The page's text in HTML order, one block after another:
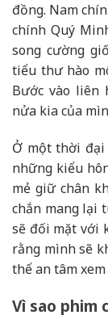
đồng. Nam
chính Quý
song cường
tiểu thư hào
Bước vào liên
nửa kia của
Ở một thời đại
những kiểu
mẻ giữ chân
chắn mang lại
sẽ đối mặt với
rằng mình sẽ
thể an tâm
Vì sao phim